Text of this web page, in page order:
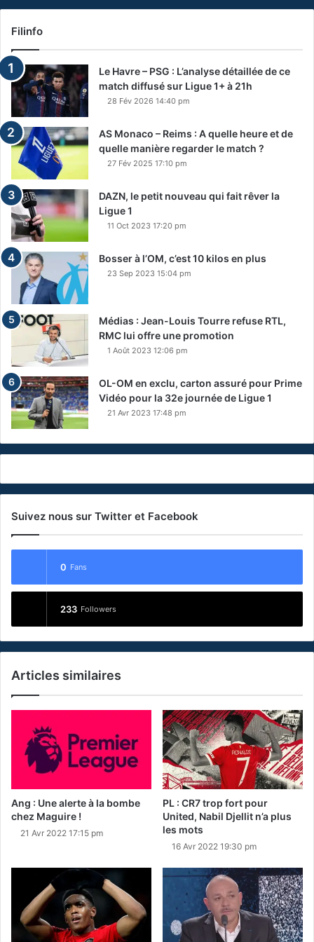
Filinfo
Le Havre – PSG : L’analyse détaillée de ce
match diffusé sur Ligue 1+ à 21h
28 Fév 2026 14:40 pm
AS Monaco – Reims : A quelle heure et de
quelle manière regarder le match ?
27 Fév 2025 17:10 pm
DAZN, le petit nouveau qui fait rêver la
Ligue 1
11 Oct 2023 17:20 pm
Bosser à l’OM, c’est 10 kilos en plus
23 Sep 2023 15:04 pm
Médias : Jean-Louis Tourre refuse RTL,
RMC lui offre une promotion
1 Août 2023 12:06 pm
OL-OM en exclu, carton assuré pour Prime
Vidéo pour la 32e journée de Ligue 1
21 Avr 2023 17:48 pm
Suivez nous sur Twitter et Facebook
0 Fans
233 Followers
Articles similaires
Ang : Une alerte à la bombe
chez Maguire !
21 Avr 2022 17:15 pm
PL : CR7 trop fort pour
United, Nabil Djellit n’a plus
les mots
16 Avr 2022 19:30 pm